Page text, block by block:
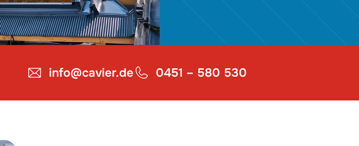
info@cavier.de 0451 – 580 530